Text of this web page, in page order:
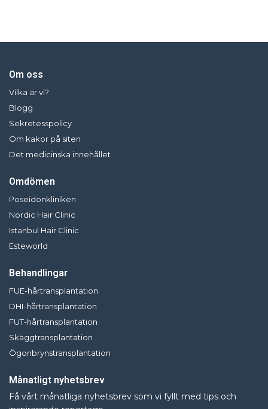
Om oss
Vilka är vi?
Blogg
Sekretesspolicy
Om kakor på siten
Det medicinska innehållet
Omdömen
Poseidonkliniken
Nordic Hair Clinic
Istanbul Hair Clinic
Esteworld
Behandlingar
FUE-hårtransplantation
DHI-hårtransplantation
FUT-hårtransplantation
Skäggtransplantation
Ögonbrynstransplantation
Månatligt nyhetsbrev
Få vårt månatliga nyhetsbrev som vi fyllt med tips och